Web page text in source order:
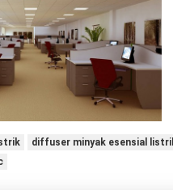
diffuser minyak esensial